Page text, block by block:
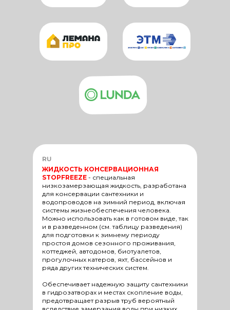
ЖИДКОСТЬ КОНСЕРВАЦИОННАЯ
STOPFREEZE - специальная
низкозамерзающая жидкость, разработана
для консервации сантехники и
водопроводов на зимний период, включая
системы жизнеобеспечения человека.
Можно использовать как в готовом виде, так
и в разведенном (см. таблицу разведения)
для подготовки к зимнему периоду
простоя домов сезонного проживания,
коттеджей, автодомов, биотуалетов,
прогулочных катеров, яхт, бассейнов и
ряда других технических систем.
Обеспечивает надежную защиту сантехники
в гидрозатворах и местах скопление воды,
предотвращает разрыв труб вероятный
RU